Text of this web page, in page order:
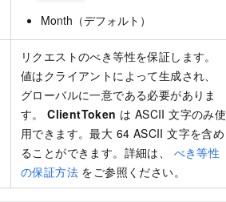
Month（デフォルト）
リクエストのべき等性を保証します。
値はクライアントによって生成され、
グローバルに一意である必要がありま
す。ClientToken は ASCII 文字のみ使
用できます。最大 64 ASCII 文字を含め
ることができます。詳細は、 べき等性
の保証方法 をご参照ください。